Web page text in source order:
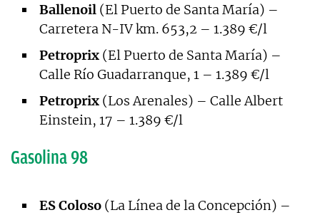
Ballenoil (El Puerto de Santa María) –
Carretera N-IV km. 653,2 – 1.389 €/l
Petroprix (El Puerto de Santa María) –
Calle Río Guadarranque, 1 – 1.389 €/l
Petroprix (Los Arenales) – Calle Albert
Einstein, 17 – 1.389 €/l
Gasolina 98
ES Coloso (La Línea de la Concepción) –